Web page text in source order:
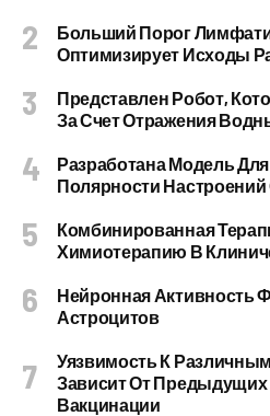
Больший Порог
Оптимизирует Исходы
Представлен Робот,
За Счет Отражения
Разработана Модель
Полярности Настроений
Комбинированная
Химиотерапию В
Нейронная Активность
Астроцитов
Уязвимость К Различным
Зависит От
Вакцинации